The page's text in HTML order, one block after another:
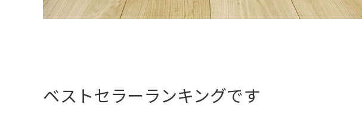
ベストセラーランキングです